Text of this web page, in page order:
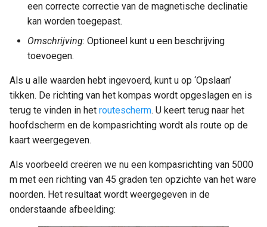
een correcte correctie van de magnetische declinatie
kan worden toegepast.
Omschrijving: Optioneel kunt u een beschrijving
toevoegen.
Als u alle waarden hebt ingevoerd, kunt u op ‘Opslaan’
tikken. De richting van het kompas wordt opgeslagen en is
terug te vinden in het routescherm. U keert terug naar het
hoofdscherm en de kompasrichting wordt als route op de
kaart weergegeven.
Als voorbeeld creëren we nu een kompasrichting van 5000
m met een richting van 45 graden ten opzichte van het ware
noorden. Het resultaat wordt weergegeven in de
onderstaande afbeelding: